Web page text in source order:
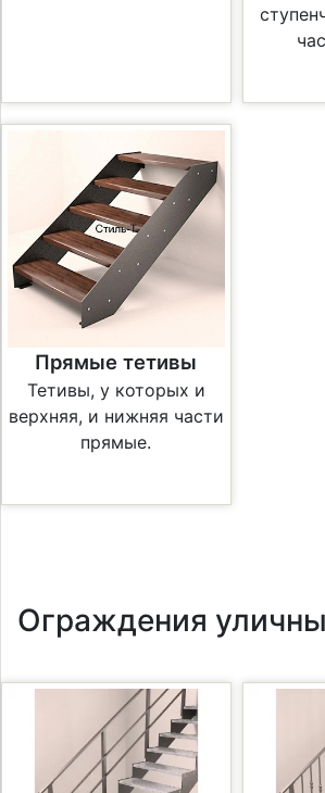
Прямые тетивы
Тетивы, у которых и
верхняя, и нижняя части
прямые.
Ограждения